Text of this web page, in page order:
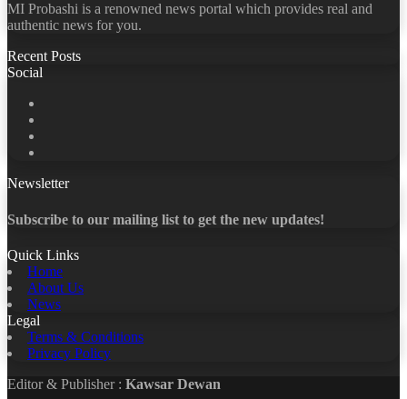
MI Probashi is a renowned news portal which provides real and
authentic news for you.
Recent Posts
Social
Newsletter
Subscribe to our mailing list to get the new updates!
Quick Links
Home
About Us
News
Legal
Terms & Conditions
Privacy Policy
Editor & Publisher : Kawsar Dewan